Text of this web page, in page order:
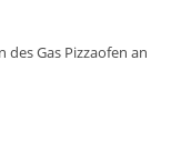
des Gas Pizzaofen an